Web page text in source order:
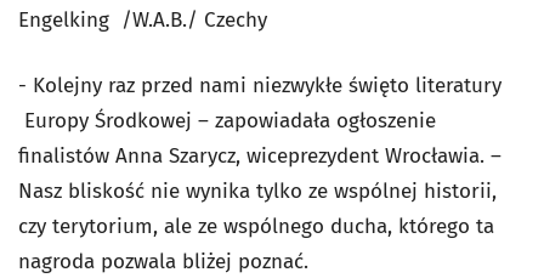
Engelking /W.A.B./ Czechy
- Kolejny raz przed nami niezwykłe święto literatury
Europy Środkowej – zapowiadała ogłoszenie
finalistów Anna Szarycz, wiceprezydent Wrocławia. –
Nasz bliskość nie wynika tylko ze wspólnej historii,
czy terytorium, ale ze wspólnego ducha, którego ta
nagroda pozwala bliżej poznać.